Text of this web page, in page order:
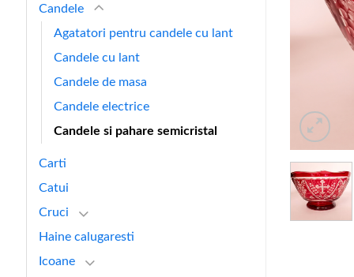
Candele
Agatatori pentru candele cu lant
Candele cu lant
Candele de masa
Candele electrice
Candele si pahare semicristal
Carti
Catui
Cruci
Haine calugaresti
Icoane